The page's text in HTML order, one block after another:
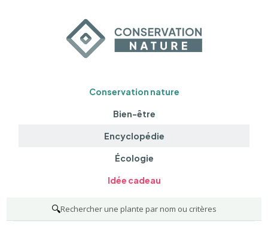
Conservation nature
Bien-être
Encyclopédie
Écologie
Idée cadeau
🔍Rechercher une plante par nom ou critères